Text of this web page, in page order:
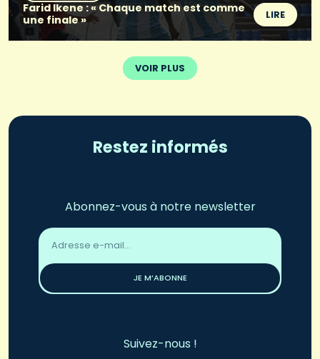
Farid Ikene : « Chaque match est comme
une finale »
LIRE
VOIR PLUS
Restez informés
Abonnez-vous à notre newsletter
Adresse
email
JE M’ABONNE
Suivez-nous !